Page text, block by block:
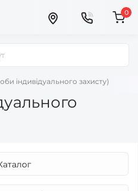
0
індивідуального захисту)